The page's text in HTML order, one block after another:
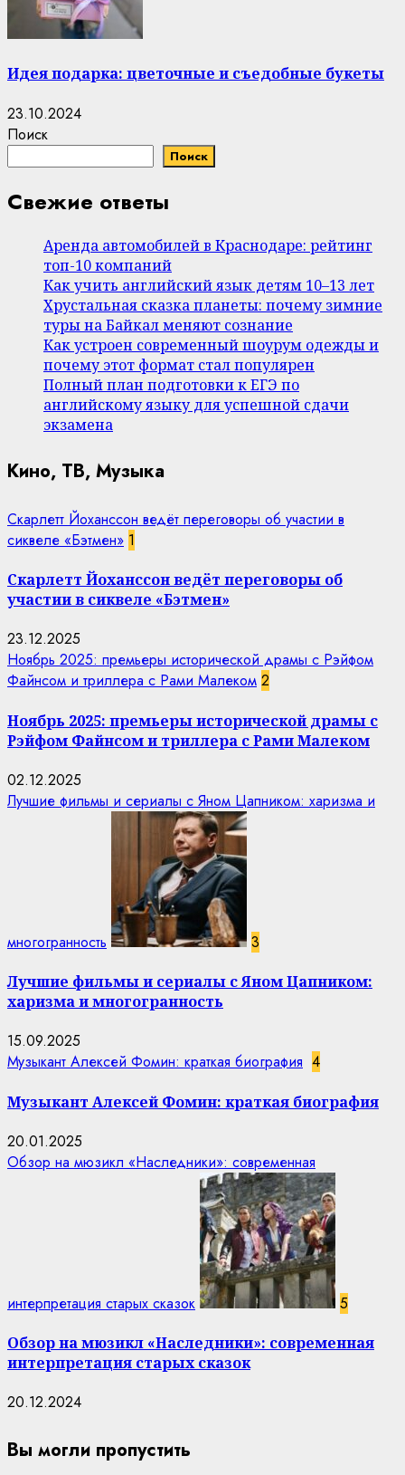
Идея подарка: цветочные и съедобные букеты
23.10.2024
Поиск
Поиск
Свежие ответы
Аренда автомобилей в Краснодаре: рейтинг
топ-10 компаний
Как учить английский язык детям 10–13 лет
Хрустальная сказка планеты: почему зимние
туры на Байкал меняют сознание
Как устроен современный шоурум одежды и
почему этот формат стал популярен
Полный план подготовки к ЕГЭ по
английскому языку для успешной сдачи
экзамена
Кино, ТВ, Музыка
Скарлетт Йоханссон ведёт переговоры об участии в
сиквеле «Бэтмен» 1
Скарлетт Йоханссон ведёт переговоры об
участии в сиквеле «Бэтмен»
23.12.2025
Ноябрь 2025: премьеры исторической драмы с Рэйфом
Файнсом и триллера с Рами Малеком 2
Ноябрь 2025: премьеры исторической драмы с
Рэйфом Файнсом и триллера с Рами Малеком
02.12.2025
Лучшие фильмы и сериалы с Яном Цапником: харизма и
многогранность 3
Лучшие фильмы и сериалы с Яном Цапником:
харизма и многогранность
15.09.2025
Музыкант Алексей Фомин: краткая биография 4
Музыкант Алексей Фомин: краткая биография
20.01.2025
Обзор на мюзикл «Наследники»: современная
интерпретация старых сказок 5
Обзор на мюзикл «Наследники»: современная
интерпретация старых сказок
20.12.2024
Вы могли пропустить